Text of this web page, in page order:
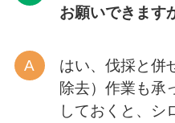
お願いできます
はい、伐採と併
除去）作業も承
しておくと、シ